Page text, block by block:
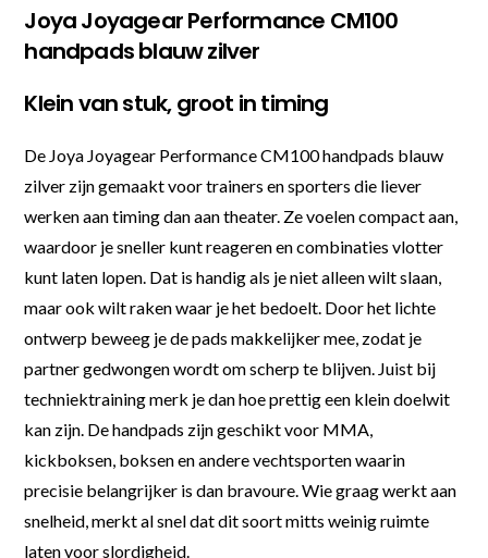
Joya Joyagear Performance CM100
handpads blauw zilver
Klein van stuk, groot in timing
De Joya Joyagear Performance CM100 handpads blauw
zilver zijn gemaakt voor trainers en sporters die liever
werken aan timing dan aan theater. Ze voelen compact aan,
waardoor je sneller kunt reageren en combinaties vlotter
kunt laten lopen. Dat is handig als je niet alleen wilt slaan,
maar ook wilt raken waar je het bedoelt. Door het lichte
ontwerp beweeg je de pads makkelijker mee, zodat je
partner gedwongen wordt om scherp te blijven. Juist bij
techniektraining merk je dan hoe prettig een klein doelwit
kan zijn. De handpads zijn geschikt voor MMA,
kickboksen, boksen en andere vechtsporten waarin
precisie belangrijker is dan bravoure. Wie graag werkt aan
snelheid, merkt al snel dat dit soort mitts weinig ruimte
laten voor slordigheid.